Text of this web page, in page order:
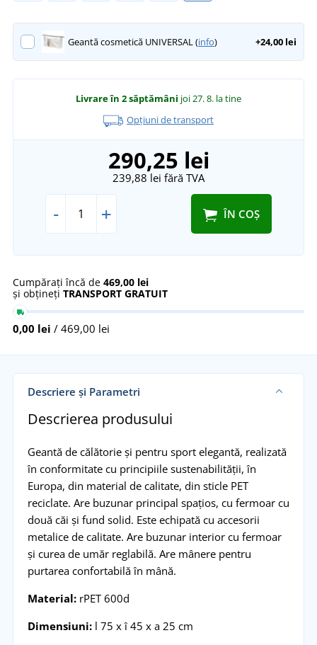
Geantă cosmetică UNIVERSAL (info) +24,00 lei
Livrare în 2 săptămâni joi 27. 8. la tine
Opțiuni de transport
290,25 lei
239,88 lei fără TVA
- + ÎN COȘ
Cumpărați încă de 469,00 lei
și obțineți TRANSPORT GRATUIT
0,00 lei / 469,00 lei
Descriere și Parametri
Descrierea produsului
Geantă de călătorie și pentru sport elegantă, realizată
în conformitate cu principiile sustenabilității, în
Europa, din material de calitate, din sticle PET
reciclate. Are buzunar principal spațios, cu fermoar cu
două căi și fund solid. Este echipată cu accesorii
metalice de calitate. Are buzunar interior cu fermoar
și curea de umăr reglabilă. Are mânere pentru
purtarea confortabilă în mână.
Material:rPET 600d
Dimensiuni:l 75 x î 45 x a 25 cm